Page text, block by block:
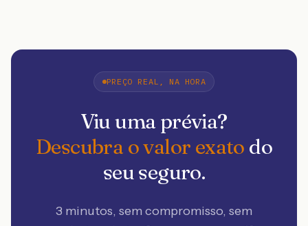
PREÇO REAL, NA HORA
Viu uma prévia?
Descubra o valor exato do
seu seguro.
3 minutos, sem compromisso, sem